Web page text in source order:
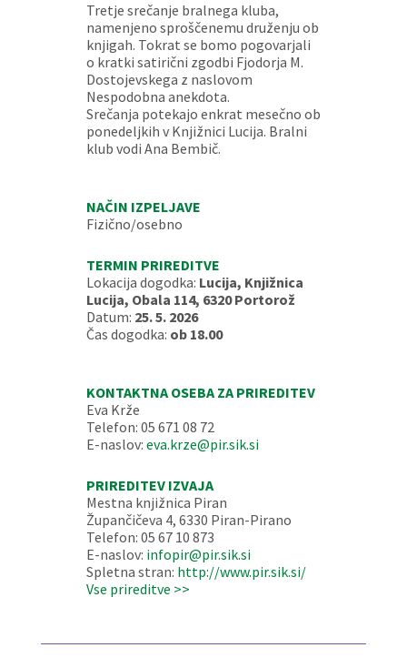
Tretje srečanje bralnega kluba,
namenjeno sproščenemu druženju ob
knjigah. Tokrat se bomo pogovarjali
o kratki satirični zgodbi Fjodorja M.
Dostojevskega z naslovom
Nespodobna anekdota.
Srečanja potekajo enkrat mesečno ob
ponedeljkih v Knjižnici Lucija. Bralni
klub vodi Ana Bembič.
NAČIN IZPELJAVE
Fizično/osebno
TERMIN PRIREDITVE
Lokacija dogodka: Lucija, Knjižnica
Lucija, Obala 114, 6320 Portorož
Datum: 25. 5. 2026
Čas dogodka: ob 18.00
KONTAKTNA OSEBA ZA PRIREDITEV
Eva Krže
Telefon: 05 671 08 72
E-naslov: eva.krze@pir.sik.si
PRIREDITEV IZVAJA
Mestna knjižnica Piran
Župančičeva 4, 6330 Piran-Pirano
Telefon: 05 67 10 873
E-naslov: infopir@pir.sik.si
Spletna stran: http://www.pir.sik.si/
Vse prireditve >>